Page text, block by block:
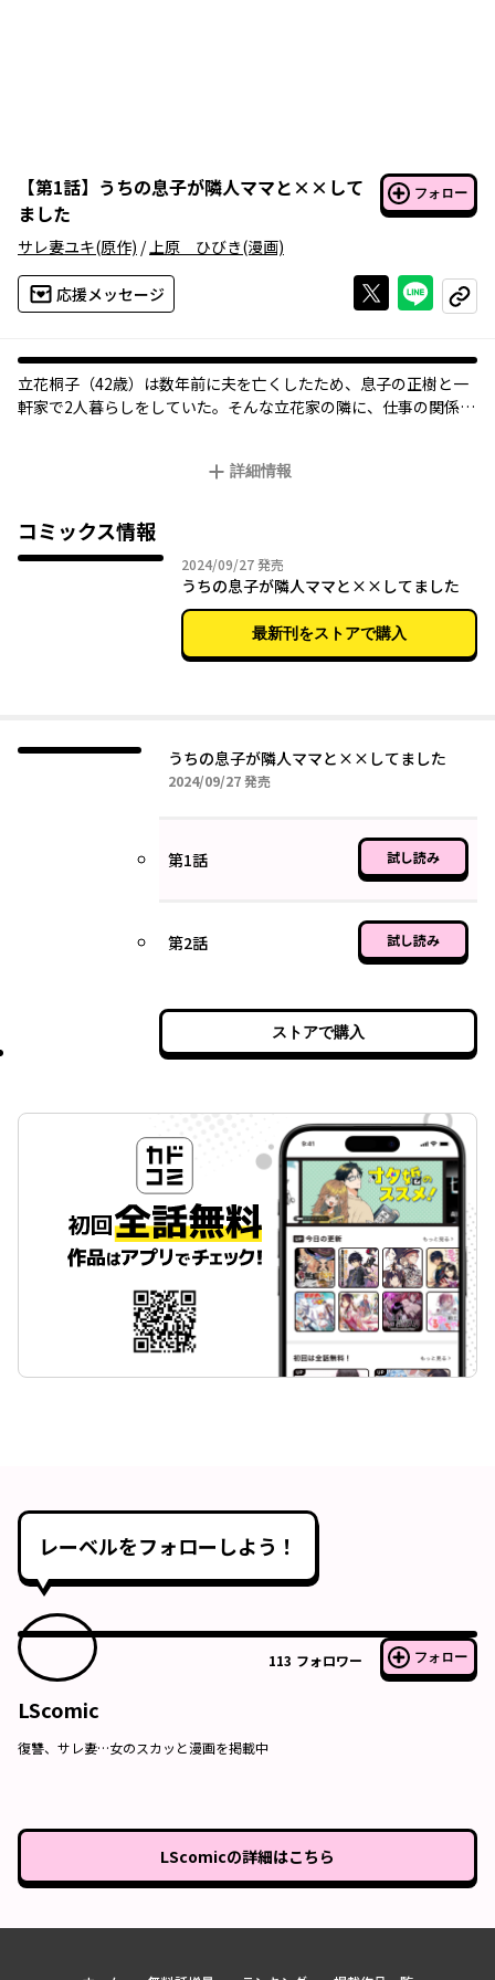
【第1話】 うちの息子が隣人ママと××して
ました
フォロー
サレ妻ユキ(原作) /上原 ひびき(漫画)
応援メッセージ Xで投稿する
ライン
コピー
立花桐子（42歳）は数年前に夫を亡くしたため、息子の正樹と一
軒家で2人暮らしをしていた。そんな立花家の隣に、仕事の関係で
れ子である娘のアンジュが19歳。おせっかいな性格の桐子は、引
ては自宅に招くなど、交流をはかっていた。さらに中学3年の息子
は、受験のためマリアに英語を習うようになっていた。そんなあ
る日、息子とマリアが青白い顔で「妊娠した」と言い出す。隣人
が未成年の息子に手を出していた！？15歳の子が父親に！？サム
はどうなっているの！？とパニックに陥る桐子。しかし事態は妊
娠のみにとどまらず、マリア、そしてパウエル一家の、とんでも
ない闇に桐子は足を踏み入れることになる――
詳細情報
コミックス情報
2024/09/272024年09月27日
発売
うちの息子が隣人ママと××してました
最新刊をストアで購入
うちの息子が隣人ママと××してました
2024/09/272024年09月27日
発売
第1話 試し読み
第2話 試し読み
ストアで購入
レーベルをフォローしよう！
113 フォロワー フォロー
LScomic
復讐、サレ妻…女のスカッと漫画を掲載中
LScomicの詳細はこちら